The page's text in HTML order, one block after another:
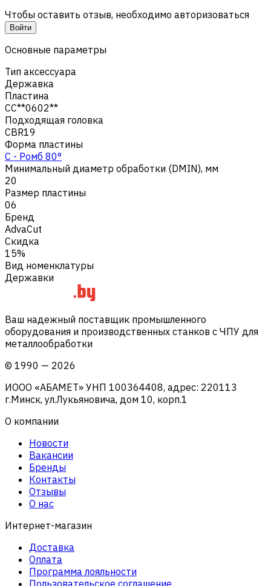
Чтобы оставить отзыв, необходимо авторизоваться
Войти
Основные параметры
Тип аксессуара
Державка
Пластина
CC**0602**
Подходящая головка
CBR19
Форма пластины
C - Ромб 80°
Минимальный диаметр обработки (DMIN), мм
20
Размер пластины
06
Бренд
AdvaCut
Скидка
15%
Вид номенклатуры
Державки
Ваш надежный поставщик промышленного
оборудования и производственных станков с ЧПУ для
металлообработки
© 1990 — 2026
ИООО «АБАМЕТ» УНП 100364408, адрес: 220113
г.Минск, ул.Лукьяновича, дом 10, корп.1
О компании
Новости
Вакансии
Бренды
Контакты
Отзывы
О нас
Интернет-магазин
Доставка
Оплата
Программа лояльности
Пользовательское соглашение